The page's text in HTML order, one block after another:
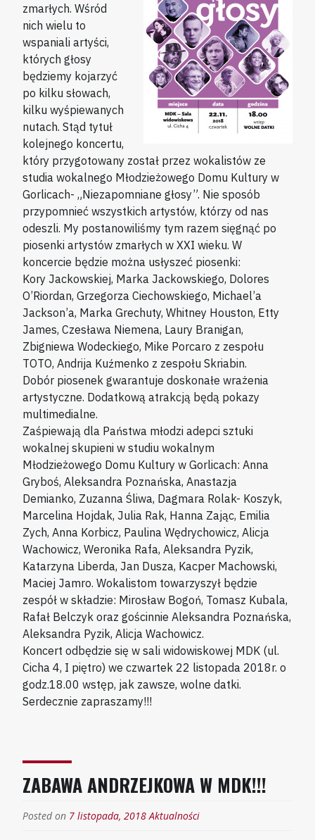
zmarłych. Wśród
nich wielu to
wspaniali artyści,
których głosy
będziemy kojarzyć
po kilku słowach,
kilku wyśpiewanych
nutach. Stąd tytuł
kolejnego koncertu,
który przygotowany został przez wokalistów ze
studia wokalnego Młodzieżowego Domu Kultury w
Gorlicach- „Niezapomniane głosy”. Nie sposób
przypomnieć wszystkich artystów, którzy od nas
odeszli. My postanowiliśmy tym razem sięgnąć po
piosenki artystów zmarłych w XXI wieku. W
koncercie będzie można usłyszeć piosenki:
Kory Jackowskiej, Marka Jackowskiego, Dolores
O’Riordan, Grzegorza Ciechowskiego, Michael’a
Jackson’a, Marka Grechuty, Whitney Houston, Etty
James, Czesława Niemena, Laury Branigan,
Zbigniewa Wodeckiego, Mike Porcaro z zespołu
TOTO, Andrija Kuźmenko z zespołu Skriabin.
Dobór piosenek gwarantuje doskonałe wrażenia
artystyczne. Dodatkową atrakcją będą pokazy
multimedialne.
Zaśpiewają dla Państwa młodzi adepci sztuki
wokalnej skupieni w studiu wokalnym
Młodzieżowego Domu Kultury w Gorlicach: Anna
Gryboś, Aleksandra Poznańska, Anastazja
Demianko, Zuzanna Śliwa, Dagmara Rolak- Koszyk,
Marcelina Hojdak, Julia Rak, Hanna Zając, Emilia
Zych, Anna Korbicz, Paulina Wędrychowicz, Alicja
Wachowicz, Weronika Rafa, Aleksandra Pyzik,
Katarzyna Liberda, Jan Dusza, Kacper Machowski,
Maciej Jamro. Wokalistom towarzyszył będzie
zespół w składzie: Mirosław Bogoń, Tomasz Kubala,
Rafał Belczyk oraz gościnnie Aleksandra Poznańska,
Aleksandra Pyzik, Alicja Wachowicz.
Koncert odbędzie się w sali widowiskowej MDK (ul.
Cicha 4, I piętro) we czwartek 22 listopada 2018r. o
godz.18.00 wstęp, jak zawsze, wolne datki.
Serdecznie zapraszamy!!!
ZABAWA ANDRZEJKOWA W MDK!!!
Posted on 7 listopada, 2018 Aktualności